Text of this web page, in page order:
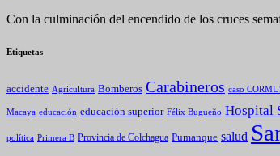
Con la culminación del encendido de los cruces
Etiquetas
accidente Agricultura Bomberos Carabineros caso
Macaya educación educación superior Félix Bugueño Hospital
política Primera B Provincia de Colchagua Pumanque salud